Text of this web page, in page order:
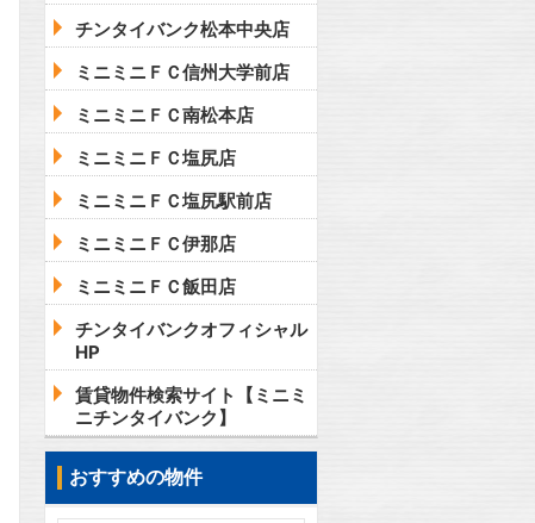
チンタイバンク松本中央店
ミニミニＦＣ信州大学前店
ミニミニＦＣ南松本店
ミニミニＦＣ塩尻店
ミニミニＦＣ塩尻駅前店
ミニミニＦＣ伊那店
ミニミニＦＣ飯田店
チンタイバンクオフィシャル
HP
賃貸物件検索サイト【ミニミ
ニチンタイバンク】
おすすめの物件